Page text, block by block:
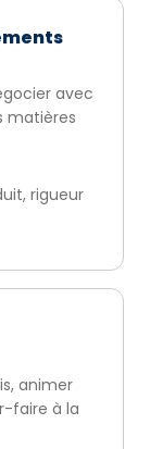
avec
matières
rigueur
animer
faire à la